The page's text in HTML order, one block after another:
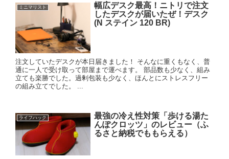
ミニマリスト
幅広デスク最高！ニトリで注文
したデスクが届いたぜ！デスク
(N ステイン 120 BR)
注文していたデスクが本日届きました！ そんなに重くもなく、普
通に一人で受け取って部屋まで運べます。 部品数も少なく、組み
立ても楽勝でした。過剰包装も少なく、ほんとにストレスフリー
の組み立てでした。 ...
ライフハック
最強の冷え性対策「歩ける湯た
んぽクロッツ」のレビュー（ふ
るさと納税でももらえる）